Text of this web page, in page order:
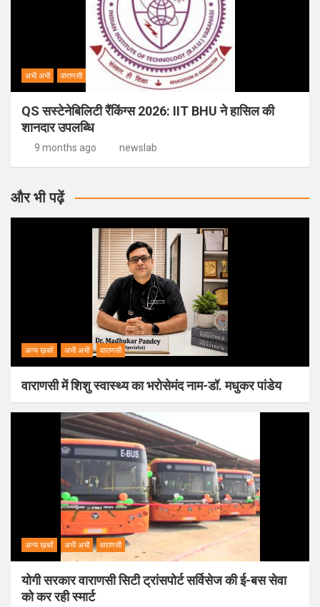
अभी अभी वाराणसी
QS सस्टेनेबिलिटी रैंकिंग्स 2026: IIT BHU ने हासिल की
शानदार उपलब्धि
9 months ago newslab
और भी पढ़ें
अन्य ख़बरें अभी अभी वाराणसी
वाराणसी में शिशु स्वास्थ्य का भरोसेमंद नाम-डॉ. मधुकर पांडेय
अन्य ख़बरें अभी अभी वाराणसी
योगी सरकार वाराणसी सिटी ट्रांसपोर्ट सर्विसेज की ई-बस सेवा
को कर रही स्मार्ट